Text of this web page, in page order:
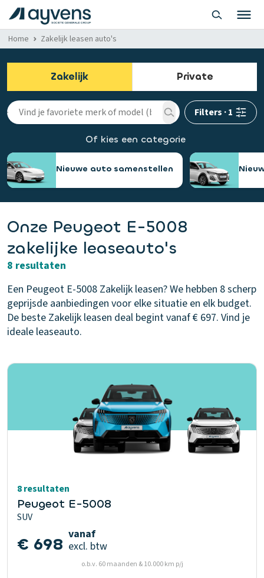
Home Zakelijk leasen auto's
Zakelijk Private
Filters ·1
Of kies een categorie
Nieuwe auto samenstellen
Onze Peugeot E-5008
zakelijke leaseauto's
8 resultaten
Een Peugeot E-5008 Zakelijk leasen? We hebben 8 scherp
geprijsde aanbiedingen voor elke situatie en elk budget.
De beste Zakelijk leasen deal begint vanaf € 697. Vind je
ideale leaseauto.
8 resultaten
Peugeot E-5008
SUV
€ 698 vanaf
excl. btw
o.b.v. 60 maanden & 10.000 km p/j